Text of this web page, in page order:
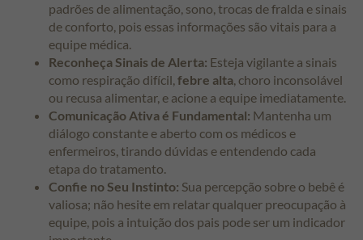
padrões de alimentação, sono, trocas de fralda e sinais
de conforto, pois essas informações são vitais para a
equipe médica.
Reconheça Sinais de Alerta: Esteja vigilante a sinais
como respiração difícil, febre alta, choro inconsolável
ou recusa alimentar, e acione a equipe imediatamente.
Comunicação Ativa é Fundamental: Mantenha um
diálogo constante e aberto com os médicos e
enfermeiros, tirando dúvidas e entendendo cada
etapa do tratamento.
Confie no Seu Instinto: Sua percepção sobre o bebê é
valiosa; não hesite em relatar qualquer preocupação à
equipe, pois a intuição dos pais pode ser um indicador